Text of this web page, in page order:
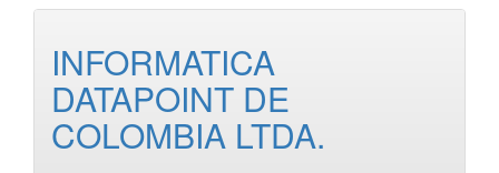
INFORMATICA
DATAPOINT DE
COLOMBIA LTDA.